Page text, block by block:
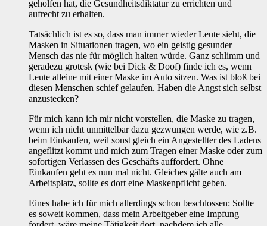
geholfen hat, die Gesundheitsdiktatur zu errichten und
aufrecht zu erhalten.
Tatsächlich ist es so, dass man immer wieder Leute sieht, die
Masken in Situationen tragen, wo ein geistig gesunder
Mensch das nie für möglich halten würde. Ganz schlimm und
geradezu grotesk (wie bei Dick & Doof) finde ich es, wenn
Leute alleine mit einer Maske im Auto sitzen. Was ist bloß bei
diesen Menschen schief gelaufen. Haben die Angst sich selbst
anzustecken?
Für mich kann ich mir nicht vorstellen, die Maske zu tragen,
wenn ich nicht unmittelbar dazu gezwungen werde, wie z.B.
beim Einkaufen, weil sonst gleich ein Angestellter des Ladens
angeflitzt kommt und mich zum Tragen einer Maske oder zum
sofortigen Verlassen des Geschäfts auffordert. Ohne
Einkaufen geht es nun mal nicht. Gleiches gälte auch am
Arbeitsplatz, sollte es dort eine Maskenpflicht geben.
Eines habe ich für mich allerdings schon beschlossen: Sollte
es soweit kommen, dass mein Arbeitgeber eine Impfung